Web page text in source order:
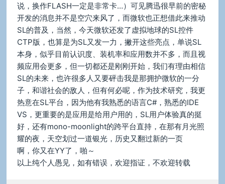
说，换作FLASH一定是非常卡…）可见腾迅很早前的密秘
开发的消息并不是空穴来风了，而微软也正想借此来推动
SL的普及，当然，今天微软还发了虚拟地球的SL控件
CTP版，也算是为SL又发一力，撇开这些亮点，单说SL
本身，似乎目前认识度、装机率和应用数并不多，而且视
频应用会更多，但一切都还是刚刚开始，我们有理由相信
SL的未来，也许很多人又要砰击我是那拥护微软的一分
子，和谐社会的敌人，但有何必呢，作为技术研究，我更
热意在SL平台，因为他有我熟悉的语言C#，熟悉的IDE
VS，更重要的是应用是给用户用的，SL用户体验真的挺
好，还有mono-moonlight的跨平台直持，在那有月光照
耀的夜，天空划过一道银光，历史又翻过新的一页
啊，你又在YY了，啪～
以上纯个人愚见，如有错误，欢迎指证，不欢迎转载